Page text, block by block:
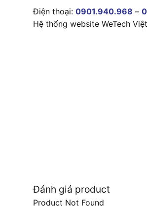
Điện thoại: 0901.940.968 –
Hệ thống website WeTech
Đánh giá product
Product Not Found